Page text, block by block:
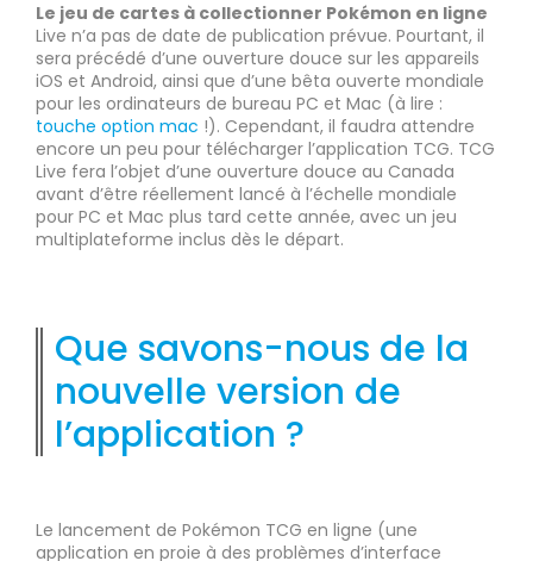
Le jeu de cartes à collectionner Pokémon en ligne
Live n’a pas de date de publication prévue. Pourtant, il
sera précédé d’une ouverture douce sur les appareils
iOS et Android, ainsi que d’une bêta ouverte mondiale
pour les ordinateurs de bureau PC et Mac (à lire :
touche option mac !). Cependant, il faudra attendre
encore un peu pour télécharger l’application TCG. TCG
Live fera l’objet d’une ouverture douce au Canada
avant d’être réellement lancé à l’échelle mondiale
pour PC et Mac plus tard cette année, avec un jeu
multiplateforme inclus dès le départ.
Que savons-nous de la
nouvelle version de
l’application ?
Le lancement de Pokémon TCG en ligne (une
application en proie à des problèmes d’interface